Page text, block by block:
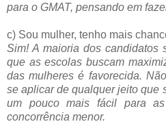
para o GMAT, pensando em
c) Sou mulher, tenho mais
Sim! A maioria dos candidatos
que as escolas buscam
das mulheres é favorecida.
se aplicar de qualquer jeito que
um pouco mais fácil para
concorrência menor.